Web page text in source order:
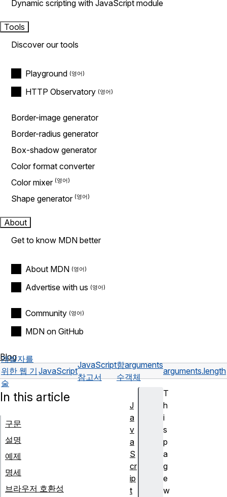
Dynamic scripting with JavaScript module
Tools
Discover our tools
Playground
HTTP Observatory
Border-image generator
Border-radius generator
Box-shadow generator
Color format converter
Color mixer
Shape generator
About
Get to know MDN better
About MDN
Advertise with us
Community
MDN on GitHub
Blog
개발자를
위한 웹 기
술
JavaScript
JavaScript
참고서
함
수
arguments
객체
arguments.length
T
h
i
s
p
a
g
e
w
In this article
구문
설명
예제
명세
브라우저 호환성
J
a
v
a
S
cr
ip
t